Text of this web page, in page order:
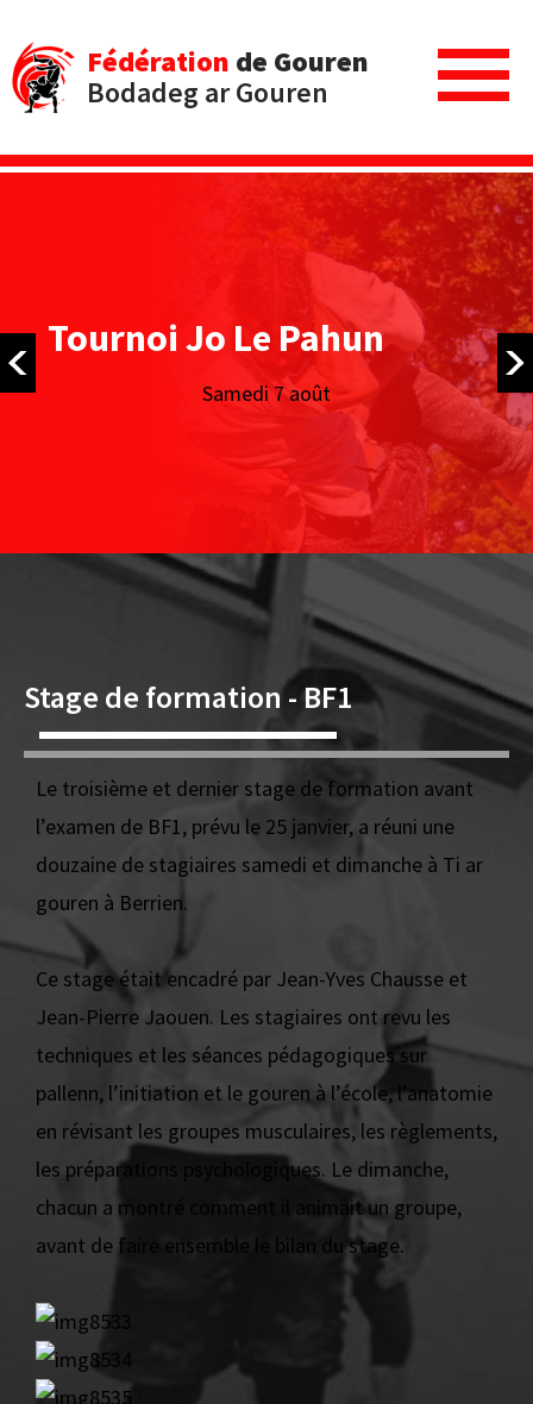
Fédération de Gouren
Bodadeg ar Gouren
Tournoi Jo Le Pahun
Samedi 7 août
Stage de formation - BF1
Le troisième et dernier stage de formation avant
l’examen de BF1, prévu le 25 janvier, a réuni une
douzaine de stagiaires samedi et dimanche à Ti ar
gouren à Berrien.
Ce stage était encadré par Jean-Yves Chausse et
Jean-Pierre Jaouen. Les stagiaires ont revu les
techniques et les séances pédagogiques sur
pallenn, l’initiation et le gouren à l’école, l’anatomie
en révisant les groupes musculaires, les règlements,
les préparations psychologiques. Le dimanche,
chacun a montré comment il animait un groupe,
avant de faire ensemble le bilan du stage.